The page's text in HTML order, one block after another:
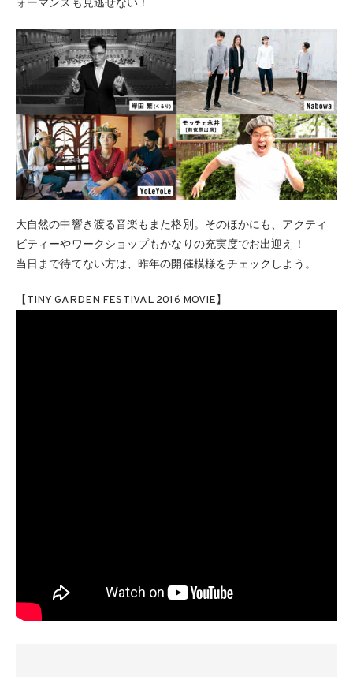
ォーマンスも見逃せない！
大自然の中響き渡る音楽もまた格別。そのほかにも、アクティ
ビティーやワークショップもかなりの充実度でお出迎え！
当日まで待てない方は、昨年の開催模様をチェックしよう。
【TINY GARDEN FESTIVAL 2016 MOVIE】